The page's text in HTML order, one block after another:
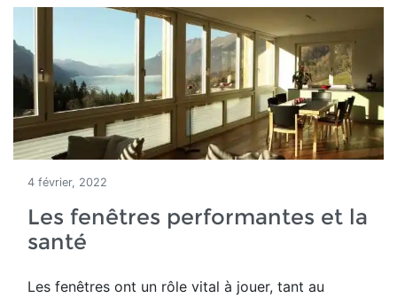
4 février, 2022
Les fenêtres performantes et la
santé
Les fenêtres ont un rôle vital à jouer, tant au